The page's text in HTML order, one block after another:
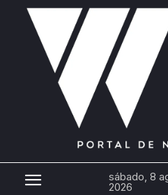
sábado, 8
2026